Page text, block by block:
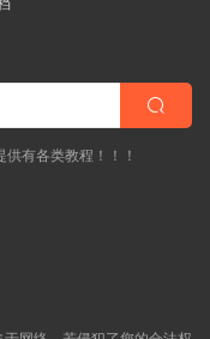
有各类教程！！！